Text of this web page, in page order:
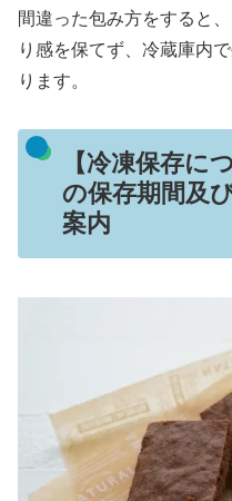
間違った包み方をすると
り感を保てず、冷蔵庫内
ります。
【冷凍保存に
の保存期間及
案内